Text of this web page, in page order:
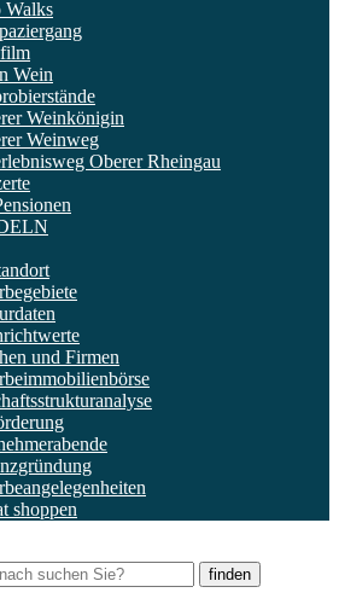
Walks
Wein
Weinkönigin
Weinweg
Oberer Rheingau
und Firmen
shoppen
finden